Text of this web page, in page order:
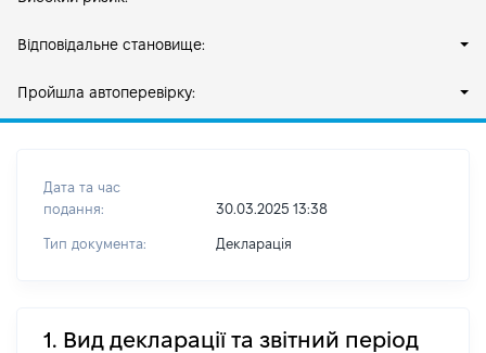
Відповідальне становище:
Пройшла автоперевірку:
Дата та час
подання:
30.03.2025 13:38
Тип документа: Декларація
1. Вид декларації та звітний період